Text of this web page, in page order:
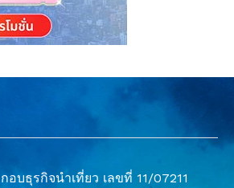
บธุรกิจนำเที่ยว เลขที่ 11/07211